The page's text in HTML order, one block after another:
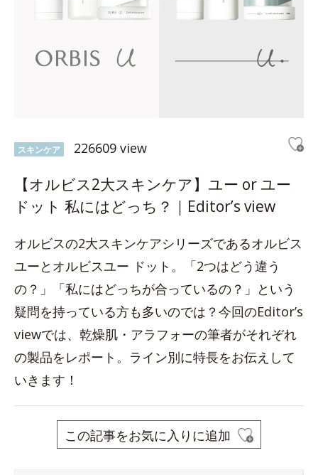
スキンケア 226609 view
【オルビス2大スキンケア】ユー or ユー
ドット 私にはどっち？｜Editor’s view
オルビスの2大スキンケアシリーズであるオルビス
ユーとオルビスユー ドット。「2つはどう違う
の？」「私にはどっちが合っているの？」という
疑問を持っている方も多いのでは？今回のEditor’s
viewでは、乾燥肌・アラフォーの筆者がそれぞれ
の製品をレポート。ライン別に特長をお伝えして
いきます！
この記事をお気に入りに追加